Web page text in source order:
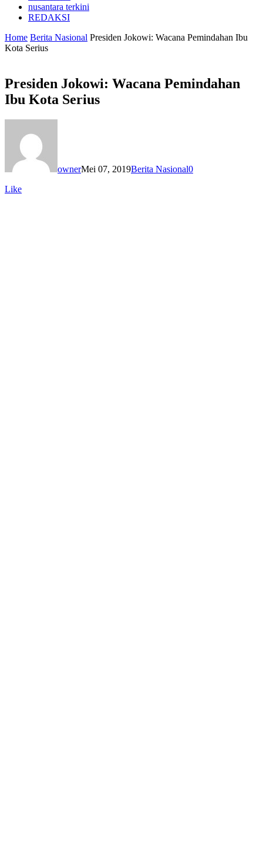
nusantara terkini
REDAKSI
Home Berita Nasional Presiden Jokowi: Wacana Pemindahan Ibu
Kota Serius
Presiden Jokowi: Wacana Pemindahan
Ibu Kota Serius
ownerMei 07, 2019Berita Nasional0
Like